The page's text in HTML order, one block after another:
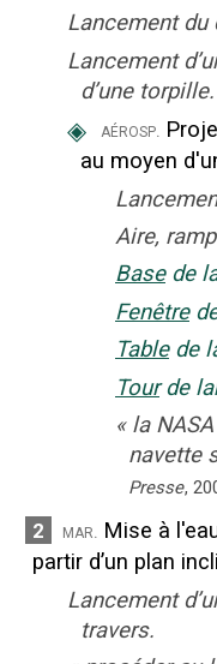
Lancement du
Lancement
d’une torpille.
◈ aérosp.
au moyen
Aire,
Base de
Fenêtre
Table de
Tour de
« la NASA
navette
Presse,
2 mar. Mise à
partir d’un plan
Lancement
travers.